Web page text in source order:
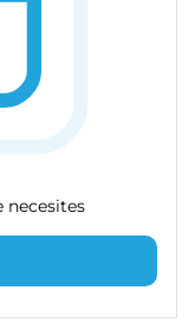
necesites